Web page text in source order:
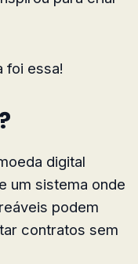
foi essa!
digital
um sistema onde
podem
contratos sem